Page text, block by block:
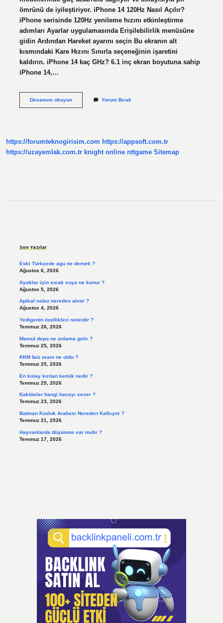
ömrünü de iyileştiriyor. iPhone 14 120Hz Nasıl Açılır?
iPhone serisinde 120Hz yenileme hızını etkinleştirme
adımları Ayarlar uygulamasında Erişilebilirlik menüsüne
gidin Ardından Hareket ayarını seçin Bu ekranın alt
kısmındaki Kare Hızını Sınırla seçeneğinin işaretini
kaldırın. iPhone 14 kaç GHz? 6.1 inç ekran boyutuna sahip
iPhone 14,…
Devamını okuyunIphone
Yorum Bırak
https://forumteknogirisim.com https://appsoft.com.tr
https://uzayemlak.com.tr knight online nttgame Sitemap
Son Yazılar
Eski Türkçede agu ne demek ?
Ağustos 6, 2026
Ayaklar için sıcak suya ne konur ?
Ağustos 5, 2026
Apikal nabız nereden alınır ?
Ağustos 4, 2026
Yedigenin özellikleri nelerdir ?
Temmuz 26, 2026
Mamul depo ne anlama gelir ?
Temmuz 25, 2026
KKM faiz oranı ne oldu ?
Temmuz 25, 2026
En kolay kırılan kemik nedir ?
Temmuz 25, 2026
Kaktüsler hangi havayı sever ?
Temmuz 23, 2026
Batman Kozluk Arabası Nereden Kalkıyor ?
Temmuz 21, 2026
Hayvanlarda düşünme var mıdır ?
Temmuz 17, 2026